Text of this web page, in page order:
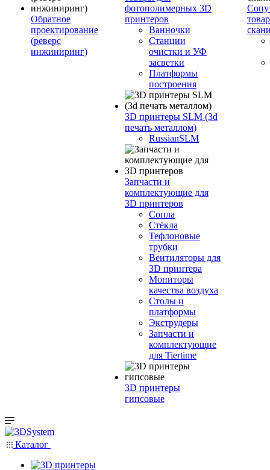
Обратное
проектирование
(реверс
инжиниринг)
фотополимерных 3D
принтеров
Ванночки
Станции
очистки и УФ
засветки
Платформы
построения
3D принтеры SLM (3d
печать металлом)
RussianSLM
Запчасти и
комплектующие для
3D принтеров
Сопла
Cтёкла
Тефлоновые
трубки
Вентиляторы для
3D принтера
Мониторы
качества воздуха
Столы и
платформы
Экструдеры
Запчасти и
комплектующие
для Tiertime
3D принтеры
гипсовые
Каталог